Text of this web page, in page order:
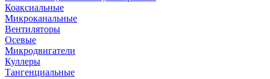
Коаксиальные
Микроканальные
Вентиляторы
Осевые
Микродвигатели
Куллеры
Тангенциальные